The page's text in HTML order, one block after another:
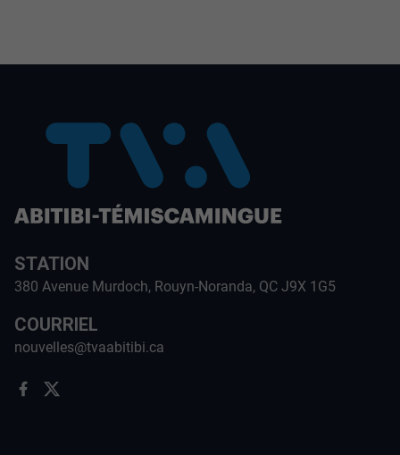
STATION
380 Avenue Murdoch, Rouyn-Noranda, QC J9X 1G5
COURRIEL
nouvelles@tvaabitibi.ca